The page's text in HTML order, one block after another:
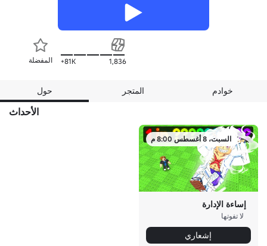
المفضلة 81K+ 1,836
حول المتجر خوادم
الأحداث
السبت، 8 أغسطس 8:00 م
إساءة الإدارة
لا تفوتها
إشعاري